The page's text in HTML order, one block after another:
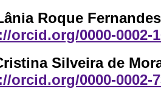
Roque Fernandes
orcid.org/0000-0002-
Silveira de
orcid.org/0000-0002-